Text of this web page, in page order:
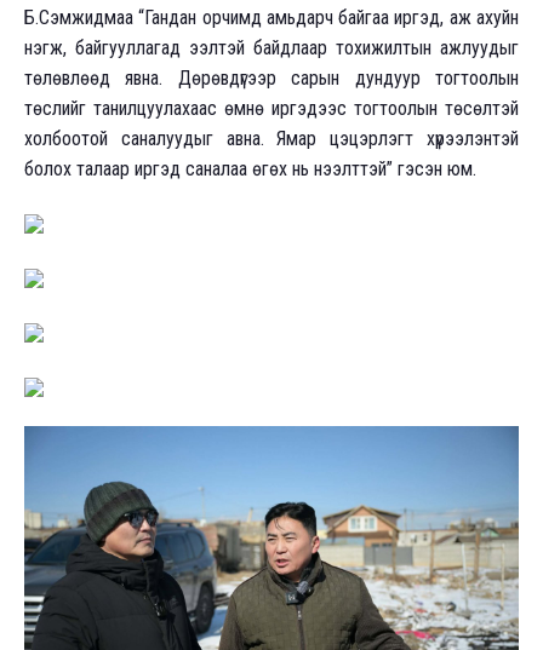
Б.Сэмжидмаа “Гандан орчимд амьдарч байгаа иргэд, аж ахуйн
нэгж, байгууллагад ээлтэй байдлаар тохижилтын ажлуудыг
төлөвлөөд явна. Дөрөвдүгээр сарын дундуур тогтоолын
төслийг танилцуулахаас өмнө иргэдээс тогтоолын төсөлтэй
холбоотой саналуудыг авна. Ямар цэцэрлэгт хүрээлэнтэй
болох талаар иргэд саналаа өгөх нь нээлттэй” гэсэн юм.